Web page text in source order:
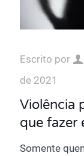
Escrito por
de 2021
Violência
que fazer
Somente